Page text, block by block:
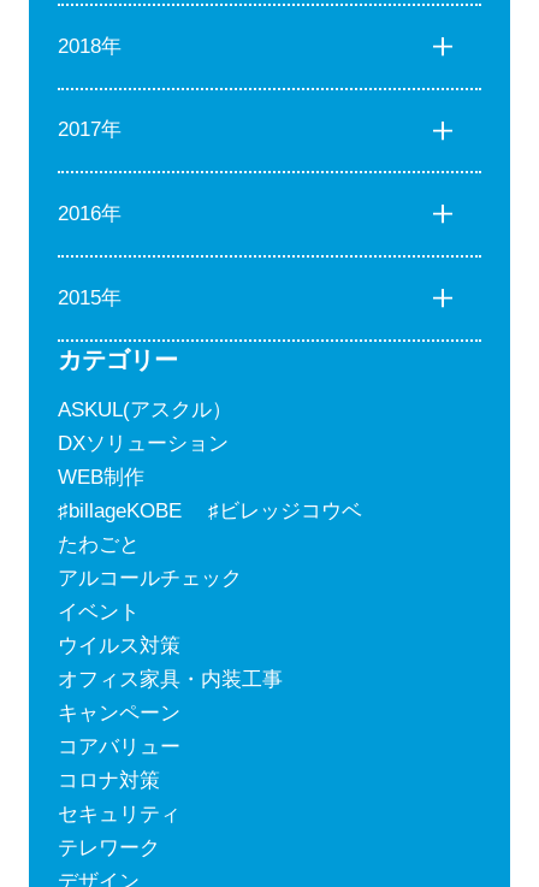
2018年
2017年
2016年
2015年
カテゴリー
ASKUL(アスクル）
DXソリューション
WEB制作
♯billageKOBE ♯ビレッジコウベ
たわごと
アルコールチェック
イベント
ウイルス対策
オフィス家具・内装工事
キャンペーン
コアバリュー
コロナ対策
セキュリティ
テレワーク
デザイン